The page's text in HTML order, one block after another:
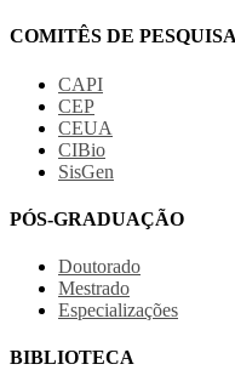
COMITÊS DE
CAPI
CEP
CEUA
CIBio
SisGen
PÓS-GRADUAÇÃO
Doutorado
Mestrado
Especializações
BIBLIOTECA